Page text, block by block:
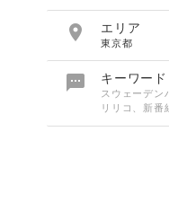
 エリア
東京都
 キーワード
スウェーデン
リリコ、新番